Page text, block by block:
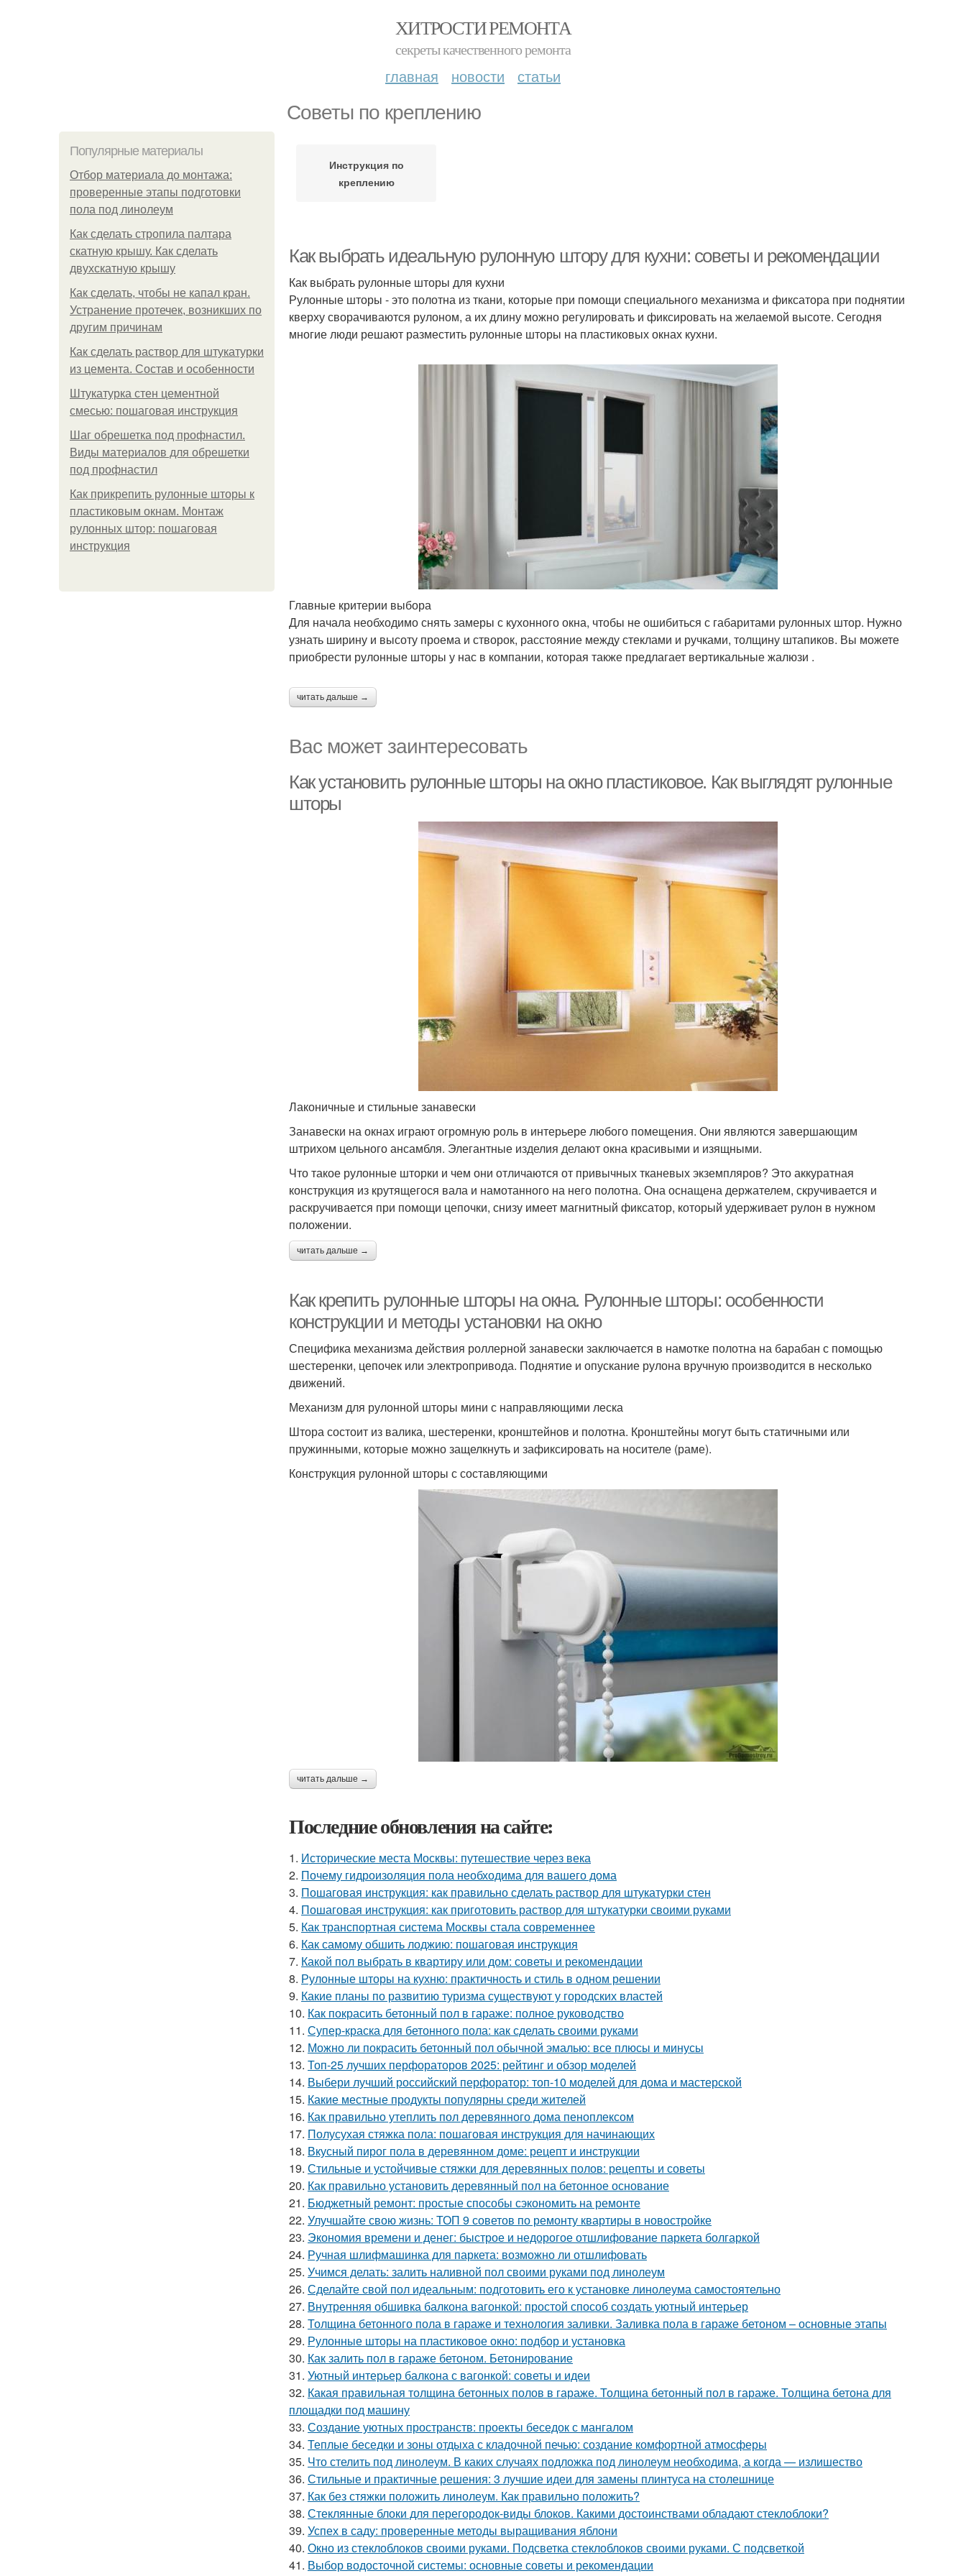
ХИТРОСТИ РЕМОНТА
секреты качественного ремонта
главная новости статьи
Советы по креплению
Популярные материалы
Отбор материала до монтажа:
проверенные этапы подготовки
пола под линолеум
Как сделать стропила палтара
скатную крышу. Как сделать
двухскатную крышу
Как сделать, чтобы не капал кран.
Устранение протечек, возникших по
другим причинам
Как сделать раствор для штукатурки
из цемента. Состав и особенности
Штукатурка стен цементной
смесью: пошаговая инструкция
Шаг обрешетка под профнастил.
Виды материалов для обрешетки
под профнастил
Как прикрепить рулонные шторы к
пластиковым окнам. Монтаж
рулонных штор: пошаговая
инструкция
Инструкция по
креплению
Как выбрать идеальную рулонную штору для кухни: советы и рекомендации
Как выбрать рулонные шторы для кухни
Рулонные шторы - это полотна из ткани, которые при помощи специального механизма и фиксатора при поднятии
кверху сворачиваются рулоном, а их длину можно регулировать и фиксировать на желаемой высоте. Сегодня
многие люди решают разместить рулонные шторы на пластиковых окнах кухни.
Главные критерии выбора
Для начала необходимо снять замеры с кухонного окна, чтобы не ошибиться с габаритами рулонных штор. Нужно
узнать ширину и высоту проема и створок, расстояние между стеклами и ручками, толщину штапиков. Вы можете
приобрести рулонные шторы у нас в компании, которая также предлагает вертикальные жалюзи .
читать дальше →
Вас может заинтересовать
Как установить рулонные шторы на окно пластиковое. Как выглядят рулонные
шторы
Лаконичные и стильные занавески
Занавески на окнах играют огромную роль в интерьере любого помещения. Они являются завершающим
штрихом цельного ансамбля. Элегантные изделия делают окна красивыми и изящными.
Что такое рулонные шторки и чем они отличаются от привычных тканевых экземпляров? Это аккуратная
конструкция из крутящегося вала и намотанного на него полотна. Она оснащена держателем, скручивается и
раскручивается при помощи цепочки, снизу имеет магнитный фиксатор, который удерживает рулон в нужном
положении.
читать дальше →
Как крепить рулонные шторы на окна. Рулонные шторы: особенности
конструкции и методы установки на окно
Специфика механизма действия роллерной занавески заключается в намотке полотна на барабан с помощью
шестеренки, цепочек или электропривода. Поднятие и опускание рулона вручную производится в несколько
движений.
Механизм для рулонной шторы мини с направляющими леска
Штора состоит из валика, шестеренки, кронштейнов и полотна. Кронштейны могут быть статичными или
пружинными, которые можно защелкнуть и зафиксировать на носителе (раме).
Конструкция рулонной шторы с составляющими
читать дальше →
Последние обновления на сайте:
1. Исторические места Москвы: путешествие через века
2. Почему гидроизоляция пола необходима для вашего дома
3. Пошаговая инструкция: как правильно сделать раствор для штукатурки стен
4. Пошаговая инструкция: как приготовить раствор для штукатурки своими руками
5. Как транспортная система Москвы стала современнее
6. Как самому обшить лоджию: пошаговая инструкция
7. Какой пол выбрать в квартиру или дом: советы и рекомендации
8. Рулонные шторы на кухню: практичность и стиль в одном решении
9. Какие планы по развитию туризма существуют у городских властей
10. Как покрасить бетонный пол в гараже: полное руководство
11. Супер-краска для бетонного пола: как сделать своими руками
12. Можно ли покрасить бетонный пол обычной эмалью: все плюсы и минусы
13. Топ-25 лучших перфораторов 2025: рейтинг и обзор моделей
14. Выбери лучший российский перфоратор: топ-10 моделей для дома и мастерской
15. Какие местные продукты популярны среди жителей
16. Как правильно утеплить пол деревянного дома пеноплексом
17. Полусухая стяжка пола: пошаговая инструкция для начинающих
18. Вкусный пирог пола в деревянном доме: рецепт и инструкции
19. Стильные и устойчивые стяжки для деревянных полов: рецепты и советы
20. Как правильно установить деревянный пол на бетонное основание
21. Бюджетный ремонт: простые способы сэкономить на ремонте
22. Улучшайте свою жизнь: ТОП 9 советов по ремонту квартиры в новостройке
23. Экономия времени и денег: быстрое и недорогое отшлифование паркета болгаркой
24. Ручная шлифмашинка для паркета: возможно ли отшлифовать
25. Учимся делать: залить наливной пол своими руками под линолеум
26. Сделайте свой пол идеальным: подготовить его к установке линолеума самостоятельно
27. Внутренняя обшивка балкона вагонкой: простой способ создать уютный интерьер
28. Толщина бетонного пола в гараже и технология заливки. Заливка пола в гараже бетоном – основные этапы
29. Рулонные шторы на пластиковое окно: подбор и установка
30. Как залить пол в гараже бетоном. Бетонирование
31. Уютный интерьер балкона с вагонкой: советы и идеи
32. Какая правильная толщина бетонных полов в гараже. Толщина бетонный пол в гараже. Толщина бетона для
площадки под машину
33. Создание уютных пространств: проекты беседок с мангалом
34. Теплые беседки и зоны отдыха с кладочной печью: создание комфортной атмосферы
35. Что стелить под линолеум. В каких случаях подложка под линолеум необходима, а когда — излишество
36. Стильные и практичные решения: 3 лучшие идеи для замены плинтуса на столешнице
37. Как без стяжки положить линолеум. Как правильно положить?
38. Стеклянные блоки для перегородок-виды блоков. Какими достоинствами обладают стеклоблоки?
39. Успех в саду: проверенные методы выращивания яблони
40. Окно из стеклоблоков своими руками. Подсветка стеклоблоков своими руками. С подсветкой
41. Выбор водосточной системы: основные советы и рекомендации